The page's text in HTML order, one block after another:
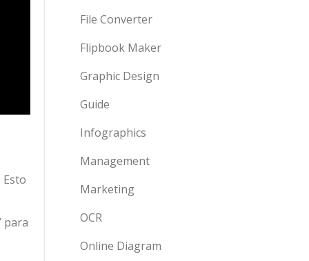
para
File Converter
Flipbook Maker
Graphic Design
Guide
Infographics
Management
Marketing
OCR
Online Diagram